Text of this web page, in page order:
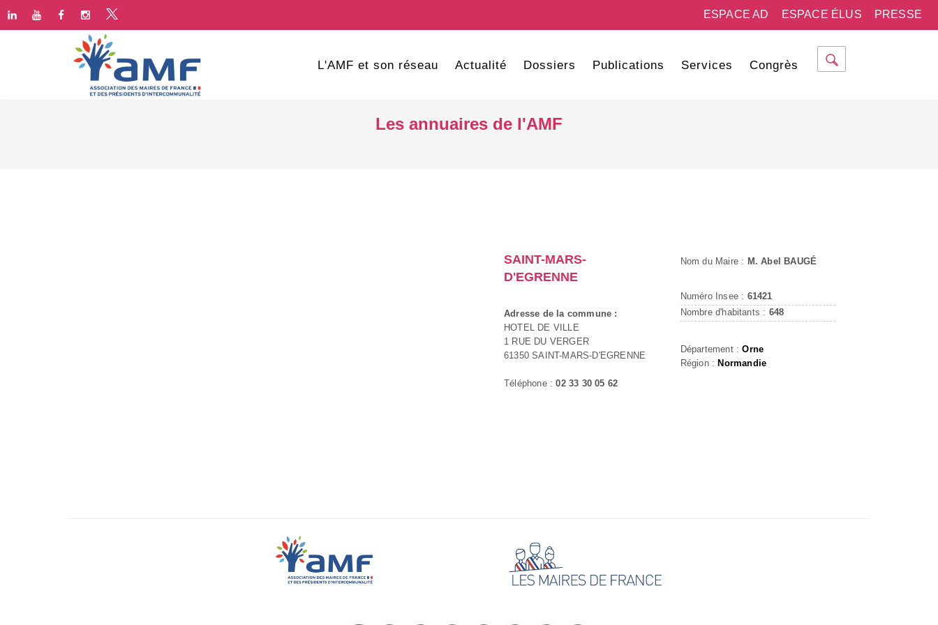
PRESSE
ESPACE ÉLUS
ESPACE AD
L'AMF et son réseau Actualité Dossiers Publications Services Congrès
Les annuaires de l'AMF
SAINT-MARS-
D'EGRENNE
Adresse de la commune :
HOTEL DE VILLE
1 RUE DU VERGER
61350 SAINT-MARS-D'EGRENNE
Téléphone :02 33 30 05 62
Nom du Maire : M. Abel BAUGÉ
Numéro Insee : 61421
Nombre d'habitants : 648
Département :Orne
Région : Normandie